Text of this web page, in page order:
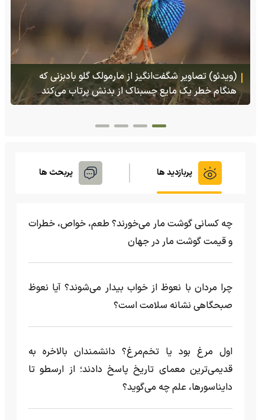
پس از ۷۰ سال؛ ببرها دوباره به سرزمین گمشده‌شان در
قزاقستان بازگشتند
پربازدید ها پربحث ها
چه کسانی گوشت مار می‌خورند؟ طعم، خواص، خطرات
و قیمت گوشت مار در جهان
چرا مردان با نعوظ از خواب بیدار می‌شوند؟ آیا نعوظ
صبحگاهی نشانه سلامت است؟
اول مرغ بود یا تخم‌مرغ؟ دانشمندان بالاخره به
قدیمی‌ترین معمای تاریخ پاسخ دادند؛ از ارسطو تا
دایناسورها، علم چه می‌گوید؟